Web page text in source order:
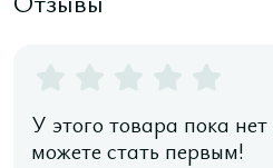
У этого товара пока
можете стать первым!